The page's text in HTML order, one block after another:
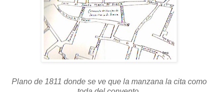
Plano de 1811 donde se ve que la manzana la cita como